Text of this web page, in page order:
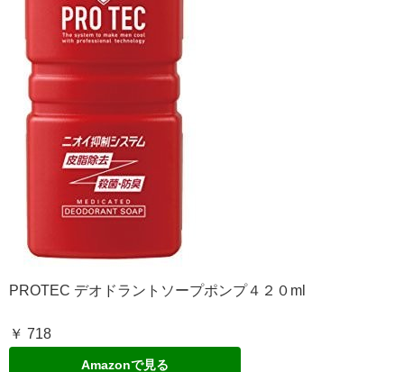
PROTEC デオドラントソープポンプ４２０ml
￥ 718
Amazonで見る